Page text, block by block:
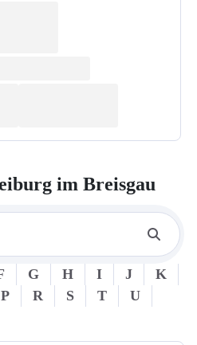
im Breisgau
G H I J
K
P R S T
U